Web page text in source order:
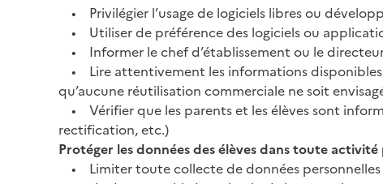
• Privilégier l’usage de logiciels libres ou
• Utiliser de préférence des logiciels ou
• Informer le chef d’établissement ou le directeur
• Lire attentivement les informations disponibles
qu’aucune réutilisation commerciale ne soit
• Vérifier que les parents et les élèves sont
rectification, etc.)
Protéger les données des élèves dans toute
• Limiter toute collecte de données personnelles